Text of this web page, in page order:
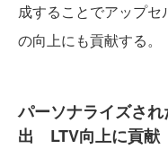
成することでアップ
の向上にも貢献する。
パーソナライズさ
出 LTV向上に貢献